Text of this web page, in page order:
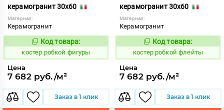
керамогранит 30x60
Материал:
Керамогранит
806740
Код товара:
костер робкой фигуры
Цена
7 682 руб./м²
Заказ в 1 клик
керамогранит 30x60
Материал:
Керамогранит
806741
Код товара:
костер робкой флейты
Цена
7 682 руб./м²
Заказ в 1 клик